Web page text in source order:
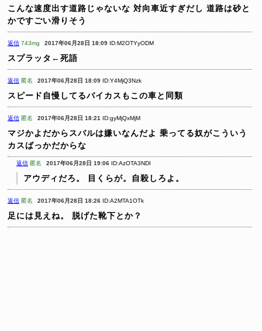
こんな速度出す道路じゃないな 対向車近すぎだし 道路は砂と
かですごい滑りそう
返信 743mg 2017年06月28日 18:09 ID:M2OTYyODM
スプラッタ←死語
返信 匿名 2017年06月28日 18:09 ID:Y4MjQ3Nzk
スピード自慢してるバイカスもこの車と同類
返信 匿名 2017年06月28日 18:21 ID:gyMjQxMjM
マジかよだからスバルは嫌いなんだよ 乗ってる奴がこういう
カスばっかだからな
返信 匿名 2017年06月28日 19:06 ID:AzOTA3NDI
アウディだろ。 目くらが。自殺しろよ。
返信 匿名 2017年06月28日 18:26 ID:A2MTA1OTk
足には見えね。 脱げた靴下とか？